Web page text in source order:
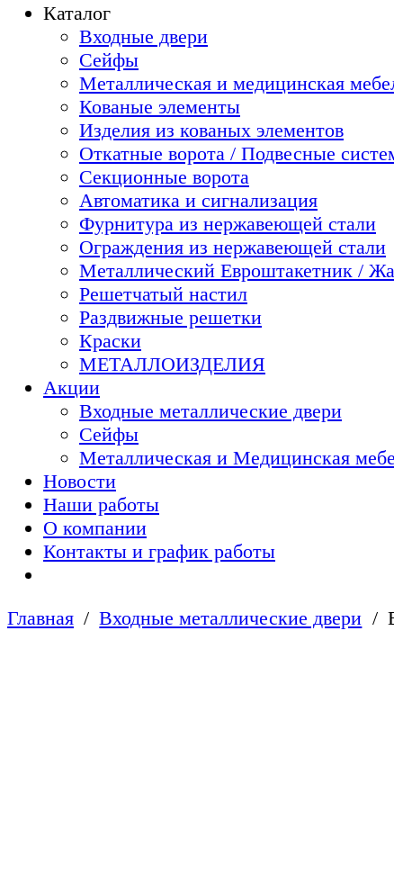
Каталог
Входные двери
Сейфы
Металлическая и медицинская
Кованые элементы
Изделия из кованых элементов
Откатные ворота / Подвесные
Секционные ворота
Автоматика и сигнализация
Фурнитура из нержавеющей стали
Ограждения из нержавеющей стали
Металлический Евроштакетник /
Решетчатый настил
Раздвижные решетки
Краски
МЕТАЛЛОИЗДЕЛИЯ
Акции
Входные металлические двери
Сейфы
Металлическая и Медицинская
Новости
Наши работы
О компании
Контакты и график работы
Главная Входные металлические двери